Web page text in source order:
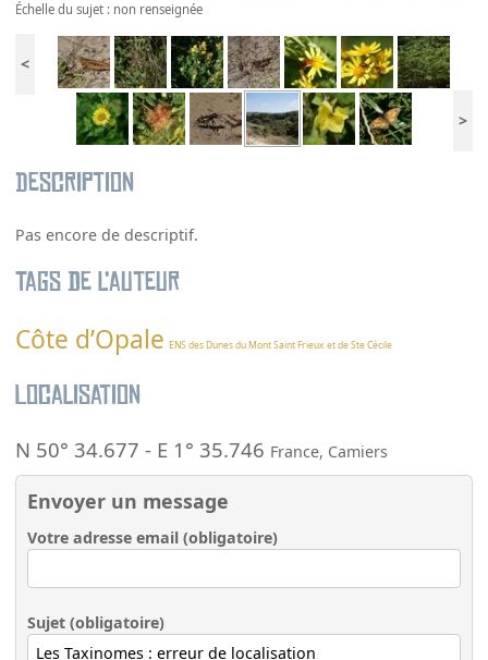
Échelle du sujet : non renseignée
<
>
Description
Pas encore de descriptif.
Tags de l’auteur
Côte d’Opale ENS des Dunes du Mont Saint Frieux et de Ste Cécile
Localisation
N 50° 34.677 - E 1° 35.746 France, Camiers
Envoyer un message
Votre adresse email (obligatoire)
Sujet (obligatoire)